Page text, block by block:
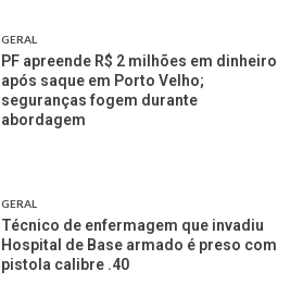
GERAL
PF apreende R$ 2 milhões em dinheiro
após saque em Porto Velho;
seguranças fogem durante
abordagem
GERAL
Técnico de enfermagem que invadiu
Hospital de Base armado é preso com
pistola calibre .40